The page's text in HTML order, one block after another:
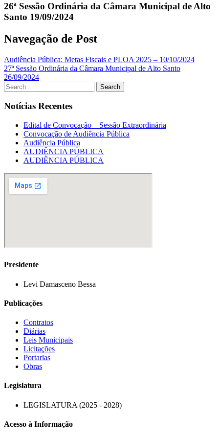
26ª Sessão Ordinária da Câmara Municipal de Alto
Santo 19/09/2024
Navegação de Post
Audiência Pública: Metas Fiscais e PLOA 2025 – 10/10/2024
27ª Sessão Ordinária da Câmara Municipal de Alto Santo
26/09/2024
Notícias Recentes
Edital de Convocação – Sessão Extraordinária
Convocação de Audiência Pública
Audiência Pública
AUDIÊNCIA PÚBLICA
AUDIÊNCIA PÚBLICA
Presidente
Levi Damasceno Bessa
Publicações
Contratos
Diárias
Leis Municipais
Licitações
Portarias
Obras
Legislatura
LEGISLATURA (2025 - 2028)
Acesso à Informação